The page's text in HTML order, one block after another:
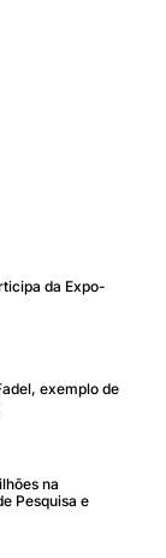
da Expo-
exemplo de
na
Pesquisa e